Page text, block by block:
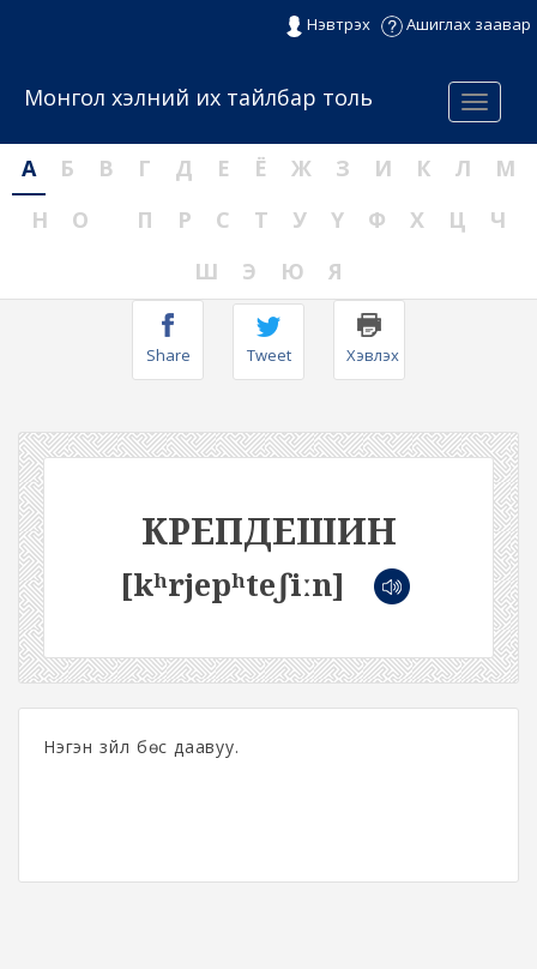
Нэвтрэх Ашиглах заавар
Menu
Монгол хэлний их тайлбар толь
А Б В Г Д Е Ё Ж З И К Л
М
Н
О П Р С Т У Ү Ф Х Ц
Ч
Ш
Э Ю Я
Share Tweet Хэвлэх
КРЕПДЕШИН
[kʰrjepʰteʃiːn]
Нэгэн зүйл бөс даавуу.